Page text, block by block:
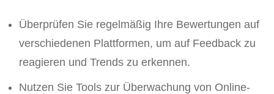
Überprüfen Sie regelmäßig Ihre Bewertungen auf
verschiedenen Plattformen, um auf Feedback zu
reagieren und Trends zu erkennen.
Nutzen Sie Tools zur Überwachung von Online-